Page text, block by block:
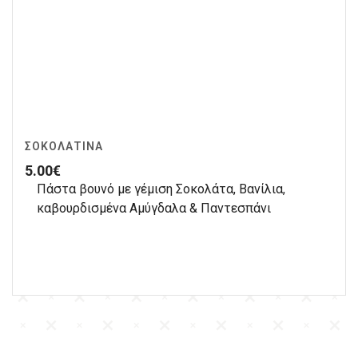
ΣΟΚΟΛΑΤΊΝΑ
5.00€
Πάστα βουνό με γέμιση Σοκολάτα, Βανίλια,
καβουρδισμένα Αμύγδαλα & Παντεσπάνι